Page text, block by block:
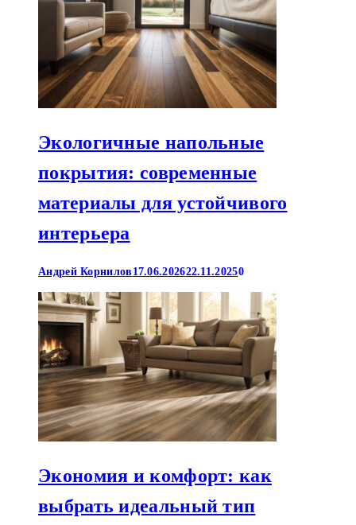
Экологичные напольные
покрытия: современные
материалы для устойчивого
интерьера
Андрей Корнилов 17.06.202622.11.20250
Экономия и комфорт: как
выбрать идеальный тип